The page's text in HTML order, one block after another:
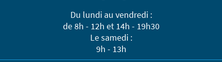
Du lundi au vendredi :
de 8h - 12h et 14h - 19h30
Le samedi :
9h - 13h